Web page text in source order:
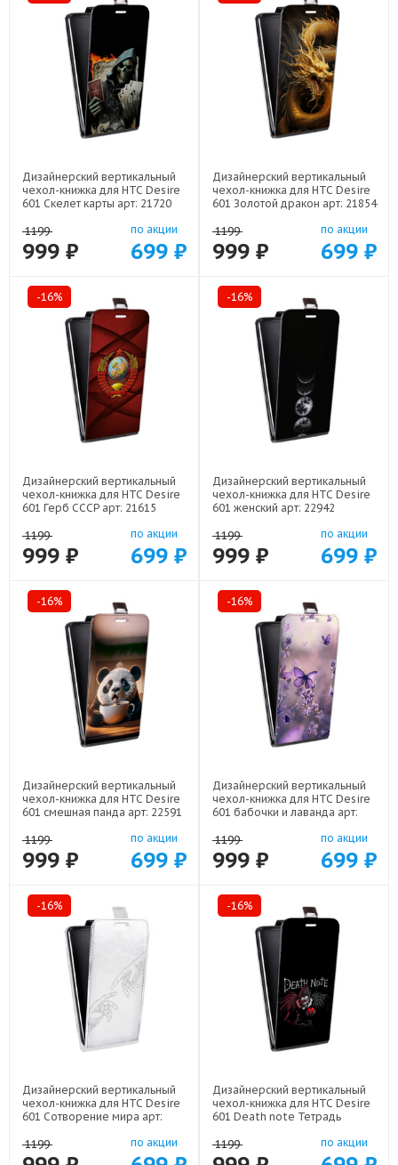
Дизайнерский вертикальный
чехол-книжка для HTC Desire
601 Скелет карты арт: 21720
1199
999 ₽
по акции
699 ₽
Дизайнерский вертикальный
чехол-книжка для HTC Desire
601 Золотой дракон арт: 21854
1199
999 ₽
по акции
699 ₽
-16%
Дизайнерский вертикальный
чехол-книжка для HTC Desire
601 Герб СССР арт: 21615
1199
999 ₽
по акции
699 ₽
-16%
Дизайнерский вертикальный
чехол-книжка для HTC Desire
601 женский арт: 22942
1199
999 ₽
по акции
699 ₽
-16%
Дизайнерский вертикальный
чехол-книжка для HTC Desire
601 смешная панда арт: 22591
1199
999 ₽
по акции
699 ₽
-16%
Дизайнерский вертикальный
чехол-книжка для HTC Desire
601 бабочки и лаванда арт:
1199
999 ₽
по акции
699 ₽
-16%
Дизайнерский вертикальный
чехол-книжка для HTC Desire
601 Сотворение мира арт:
1199
по акции
-16%
Дизайнерский вертикальный
чехол-книжка для HTC Desire
601 Death note Тетрадь
1199
по акции